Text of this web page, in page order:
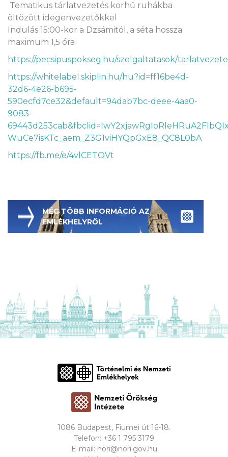
Tematikus tárlatvezetés korhű ruhákba
öltözött idegenvezetőkkel
Indulás 15:00-kor a Dzsámitól, a séta hossza
maximum 1,5 óra
https://pecsipuspokseg.hu/szolgaltatasok/
https://whitelabel.skiplin.hu/hu?id=ff16be4d-
32d6-4e26-b695-
590ecfd7ce32&default=94dab7bc-deee-4aa0-
9083-
WuCe7isKTc_aem_Z3G1viHYQpGxE8_QC8L0bA
https://fb.me/e/4vlCETOVt
MÉG TÖBB INFORMÁCIÓ AZ
EMLÉKHELYRŐL
1086 Budapest, Fiumei út 16-18.
Telefon: +36 1 795 3179
E-mail: nori@nori.gov.hu